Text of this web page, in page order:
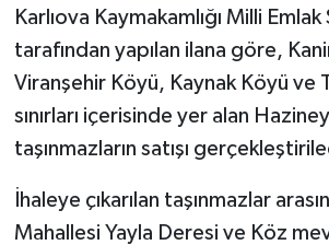
Karlıova Kaymakamlığı Milli
tarafından yapılan ilana göre,
Viranşehir Köyü, Kaynak Köyü ve
sınırları içerisinde yer alan
taşınmazların satışı
İhaleye çıkarılan taşınmazlar
Mahallesi Yayla Deresi ve Köz